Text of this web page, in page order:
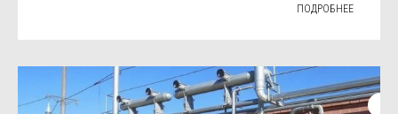
ПОДРОБНЕЕ